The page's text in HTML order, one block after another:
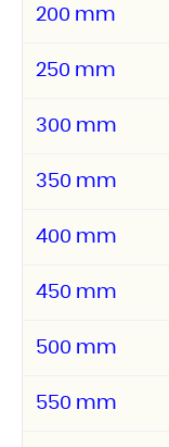
200 mm
250 mm
300 mm
350 mm
400 mm
450 mm
500 mm
550 mm